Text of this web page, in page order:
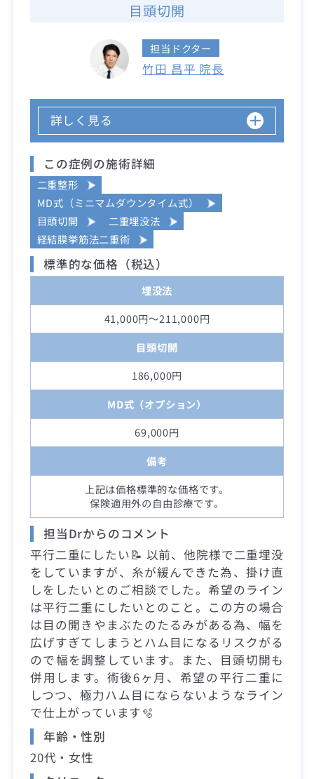
目頭切開
担当ドクター
竹田 昌平 院長
詳しく見る
この症例の施術詳細
二重整形
MD式（ミニマムダウンタイム式）
目頭切開
二重埋没法
経結膜挙筋法二重術
標準的な価格（税込）
埋没法
41,000円～211,000円
目頭切開
186,000円
MD式（オプション）
69,000円
備考
上記は価格標準的な価格です。
保険適用外の自由診療です。
担当Drからのコメント
平行二重にしたい📝 以前、他院様で二重埋没
をしていますが、糸が緩んできた為、掛け直
しをしたいとのご相談でした。希望のライン
は平行二重にしたいとのこと。この方の場合
は目の開きやまぶたのたるみがある為、幅を
広げすぎてしまうとハム目になるリスクがる
ので幅を調整しています。また、目頭切開も
併用します。術後6ヶ月、希望の平行二重に
しつつ、極力ハム目にならないようなライン
で仕上がっています🫧
年齢・性別
20代・女性